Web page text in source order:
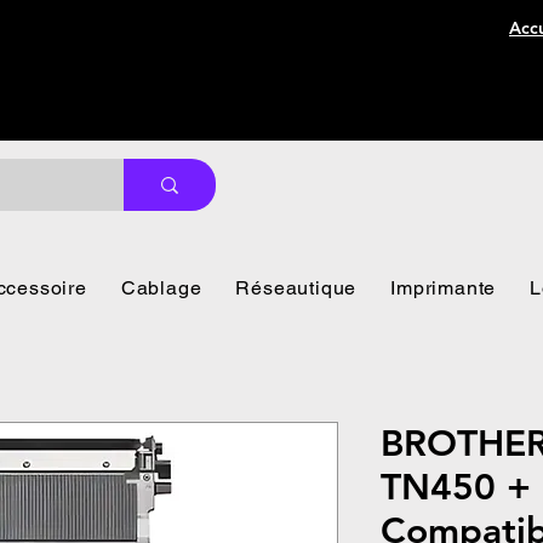
Cablage Réseautique Imprimante
TN450 +